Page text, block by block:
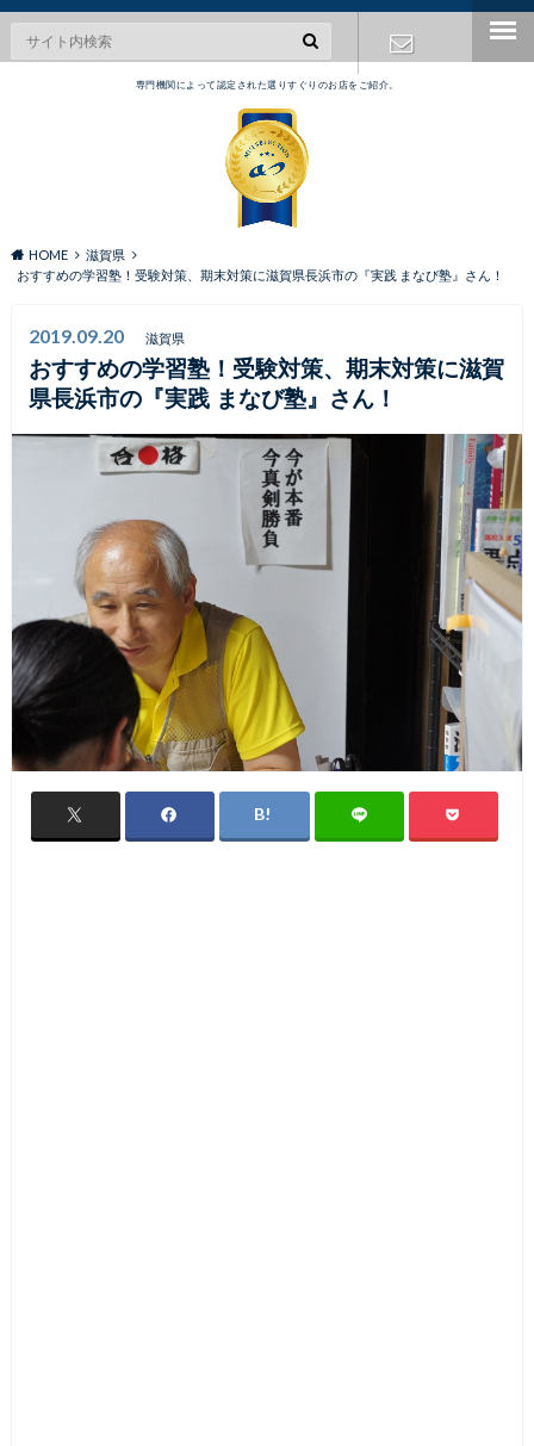
専門機関によって認定された選りすぐりのお店をご紹介。
HOME
滋賀県
おすすめの学習塾！受験対策、期末対策に滋賀県長浜市の『実践 まなび塾』さん！
2019.09.20 滋賀県
おすすめの学習塾！受験対策、期末対策に滋賀
県長浜市の『実践 まなび塾』さん！